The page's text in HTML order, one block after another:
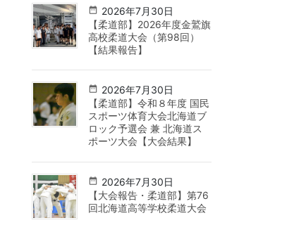
2026年7月30日
【柔道部】2026年度金鷲旗
高校柔道大会（第98回）
【結果報告】
2026年7月30日
【柔道部】令和８年度 国民
スポーツ体育大会北海道ブ
ロック予選会 兼 北海道ス
ポーツ大会【大会結果】
2026年7月30日
【大会報告・柔道部】第76
回北海道高等学校柔道大会